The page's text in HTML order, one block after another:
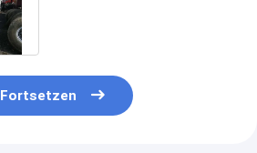
Fortsetzen